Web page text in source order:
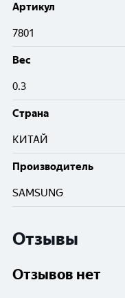
Артикул
7801
Вес
0.3
Cтрана
КИТАЙ
Производитель
SAMSUNG
Отзывы
Отзывов нет